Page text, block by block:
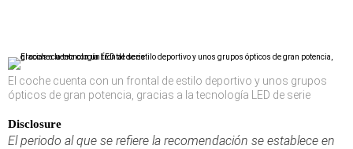
El coche cuenta con un frontal de estilo deportivo y unos grupos
ópticos de gran potencia, gracias a la tecnología LED de serie
Disclosure
El periodo al que se refiere la recomendación se establece en